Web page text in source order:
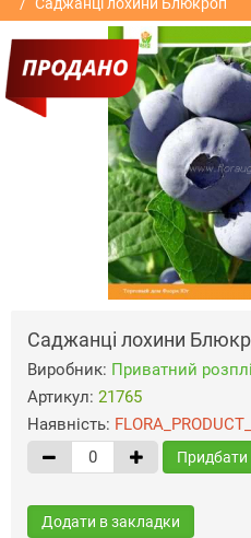
Саджанці лохини
Виробник: Приватний
Артикул: 21765
Наявність:
Придбати
Додати в закладки